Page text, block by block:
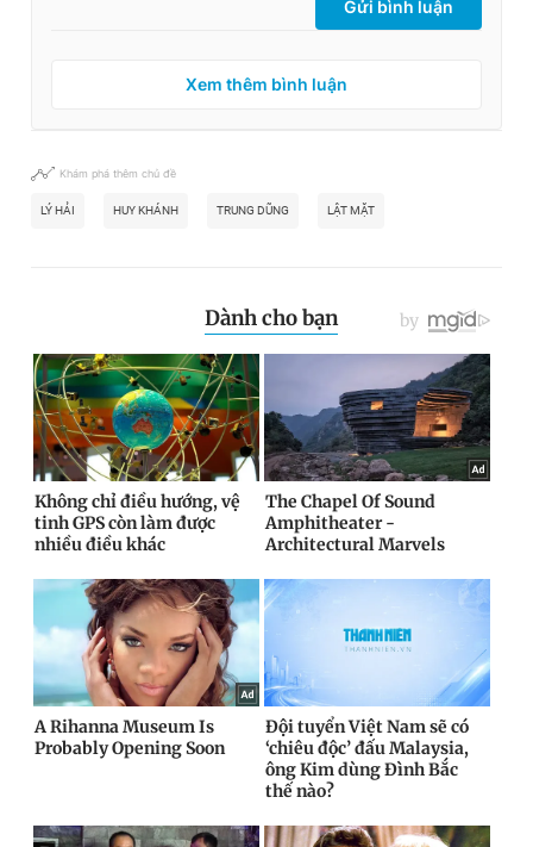
Gửi bình luận
Xem thêm bình luận
Khám phá thêm chủ đề
LÝ HẢI HUY KHÁNH TRUNG DŨNG LẬT MẶT